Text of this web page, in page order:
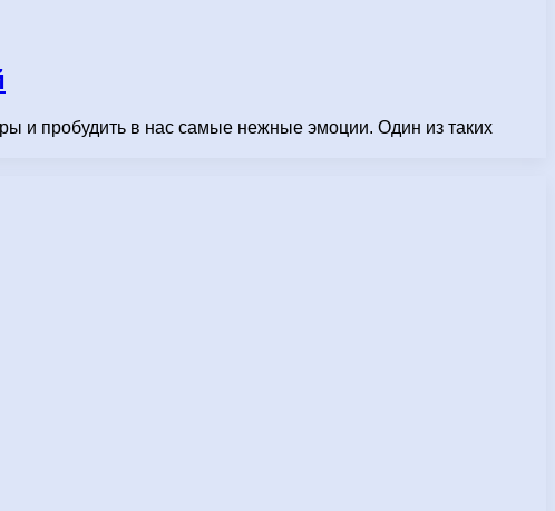
и пробудить в нас самые нежные эмоции. Один из таких